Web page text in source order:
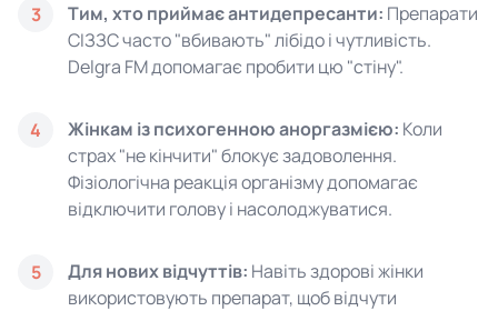
3 Тим, хто приймає антидепресанти: Препарати
СІЗЗС часто "вбивають" лібідо і чутливість.
Delgra FM допомагає пробити цю "стіну".
4 Жінкам із психогенною аноргазмією: Коли
страх "не кінчити" блокує задоволення.
Фізіологічна реакція організму допомагає
відключити голову і насолоджуватися.
5 Для нових відчуттів: Навіть здорові жінки
використовують препарат, щоб відчути